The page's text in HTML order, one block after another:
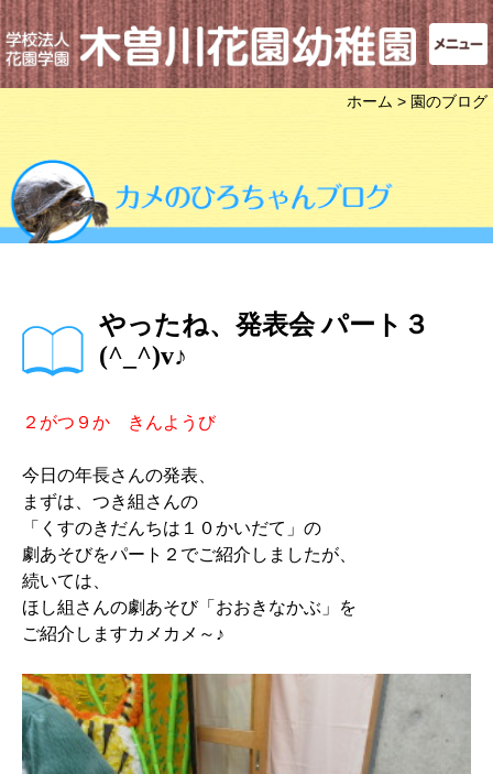
ホーム > 園のブログ
やったね、発表会 パート３
(^_^)v♪
２がつ９か きんようび
今日の年長さんの発表、
まずは、つき組さんの
「くすのきだんちは１０かいだて」の
劇あそびをパート２でご紹介しましたが、
続いては、
ほし組さんの劇あそび「おおきなかぶ」を
ご紹介しますカメカメ～♪